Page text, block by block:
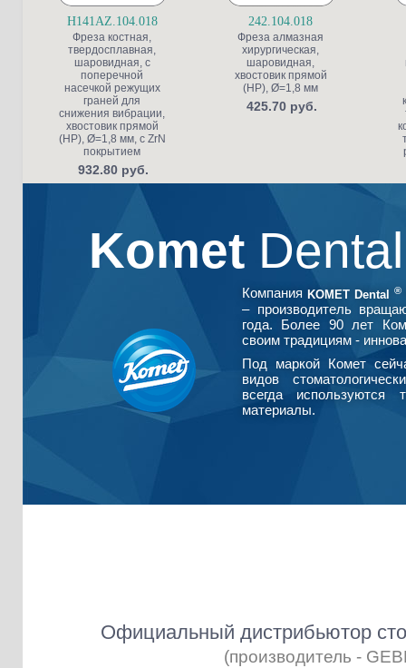
H141AZ.104.018
Фреза костная,
твердосплавная,
шаровидная, с
поперечной
насечкой режущих
граней для
снижения вибрации,
хвостовик прямой
(HP), Ø=1,8 мм, с ZrN
покрытием
932.80 руб.
242.104.018
Фреза алмазная
хирургическая,
шаровидная,
хвостовик прямой
(HP), Ø=1,8 мм
425.70 руб.
Komet
Компания KOMET Dental ®
– производитель
года. Более 90 лет
своим традициям -
Под маркой Комет
видов
всегда используются
материалы.
Официальный дистрибьютор
(производитель -